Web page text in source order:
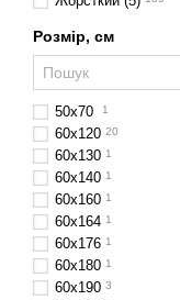
Розмір, см
50х70 1
60x120 20
60х130 1
60x140 1
60х160 1
60x164 1
60х176 1
60х180 1
60х190 3